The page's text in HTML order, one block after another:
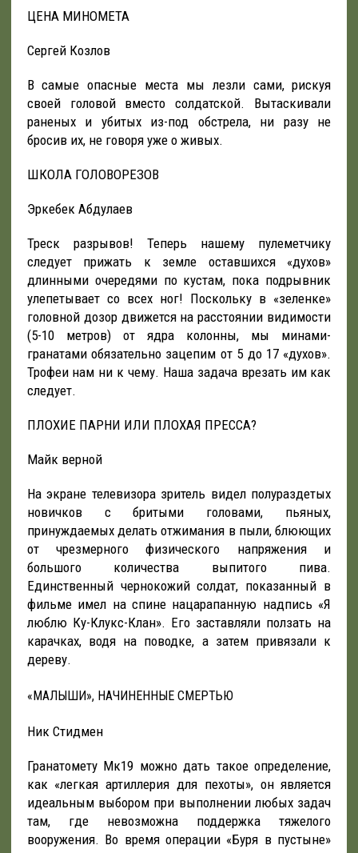
ЦЕНА МИНОМЕТА
Сергей Козлов
В самые опасные места мы лезли сами, рискуя
своей головой вместо солдатской. Вытаскивали
раненых и убитых из-под обстрела, ни разу не
бросив их, не говоря уже о живых.
ШКОЛА ГОЛОВОРЕЗОВ
Эркебек Абдулаев
Треск разрывов! Теперь нашему пулеметчику
следует прижать к земле оставшихся «духов»
длинными очередями по кустам, пока подрывник
улепетывает со всех ног! Поскольку в «зеленке»
головной дозор движется на расстоянии видимости
(5-10 метров) от ядра колонны, мы минами-
гранатами обязательно зацепим от 5 до 17 «духов».
Трофеи нам ни к чему. Наша задача врезать им как
следует.
ПЛОХИЕ ПАРНИ ИЛИ ПЛОХАЯ ПРЕССА?
Майк верной
На экране телевизора зритель видел полураздетых
новичков с бритыми головами, пьяных,
принуждаемых делать отжимания в пыли, блюющих
от чрезмерного физического напряжения и
большого количества выпитого пива.
Единственный чернокожий солдат, показанный в
фильме имел на спине нацарапанную надпись «Я
люблю Ку-Клукс-Клан». Его заставляли ползать на
карачках, водя на поводке, а затем привязали к
дереву.
«МАЛЫШИ», НАЧИНЕННЫЕ СМЕРТЬЮ
Ник Стидмен
Гранатомету Мк19 можно дать такое определение,
как «легкая артиллерия для пехоты», он является
идеальным выбором при выполнении любых задач
там, где невозможна поддержка тяжелого
вооружения. Во время операции «Буря в пустыне»